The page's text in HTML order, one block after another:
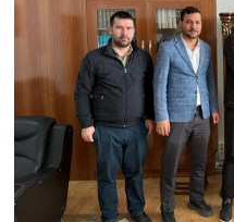
Edirne Müftülüğü
Elazığ Müftülüğü
Erzincan Müftülüğü
Erzurum Müftülüğü